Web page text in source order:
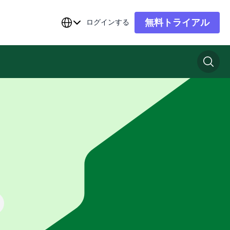
ログインする 無料トライアル